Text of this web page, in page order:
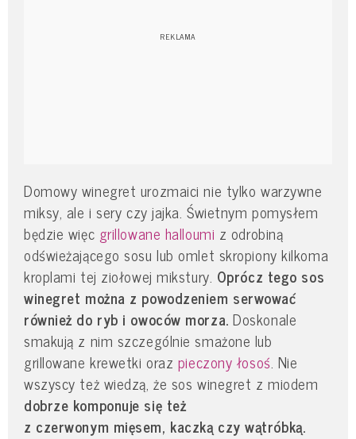
Domowy winegret urozmaici nie tylko warzywne
miksy, ale i sery czy jajka. Świetnym pomysłem
będzie więc grillowane halloumi z odrobiną
odświeżającego sosu lub omlet skropiony kilkoma
kroplami tej ziołowej mikstury. Oprócz tego sos
winegret można z powodzeniem serwować
również do ryb i owoców morza.Doskonale
smakują z nim szczególnie smażone lub
grillowane krewetki oraz pieczony łosoś. Nie
wszyscy też wiedzą, że sos winegret z miodem
dobrze komponuje się też
z czerwonym mięsem, kaczką czy wątróbką.